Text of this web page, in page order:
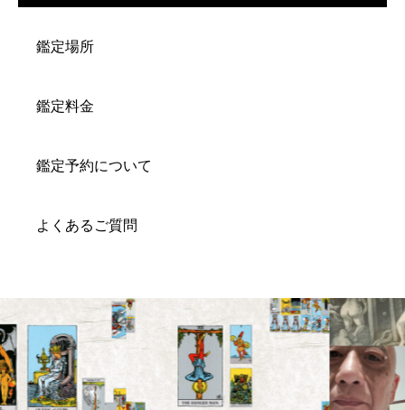
鑑定場所
鑑定料金
鑑定予約について
よくあるご質問